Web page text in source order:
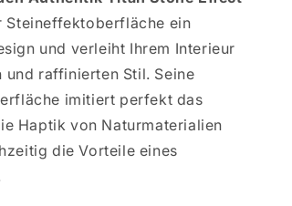
Steineffektoberfläche ein
und verleiht Ihrem Interieur
und raffinierten Stil. Seine
imitiert perfekt das
Haptik von Naturmaterialien
die Vorteile eines